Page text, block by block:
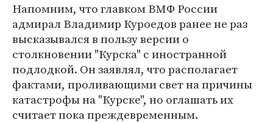
Напомним, что главком ВМФ России
адмирал Владимир Куроедов ранее не раз
высказывался в пользу версии о
столкновении "Курска" с иностранной
подлодкой. Он заявлял, что располагает
фактами, проливающими свет на причины
катастрофы на "Курске", но оглашать их
считает пока преждевременным.